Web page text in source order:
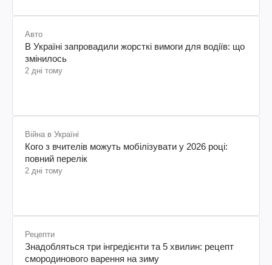
Авто
В Україні запровадили жорсткі вимоги для водіїв: що
змінилось
2 дні тому
Війна в Україні
Кого з вчителів можуть мобілізувати у 2026 році:
повний перелік
2 дні тому
Рецепти
Знадобляться три інгредієнти та 5 хвилин: рецепт
смородинового варення на зиму